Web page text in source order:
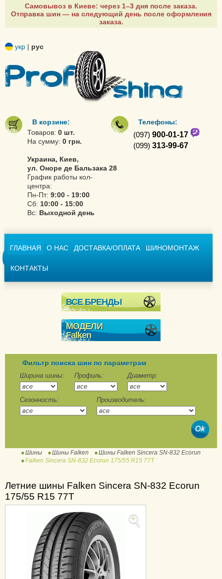
Самовывоз в Киеве: через 1–3 дня после заказа.
Отправка шин — на следующий день после оформления
заказа.
укр | рус
В корзине:
Товаров: 0 шт.
На сумму: 0 грн.
Украина, Киев,
ул. Оноре де Бальзака 28
График работы кол-
центра:
Пн-Пт: 9:00 - 19:00
Сб: 10:00 - 15:00
Вс: Выходной день
Телефоны:
(097) 900-01-17
(099) 313-99-67
ГЛАВНАЯ О НАС ДОСТАВКА/ОПЛАТА ШИНОМОНТАЖ
КОНТАКТЫ
ВСЕ БРЕНДЫ
МОДЕЛИ
Falken
Eurowinter HS-439
Eurowinter HS-449
Eurowinter HS01
Eurowinter HS01 SUV
Eurowinter Van01
Azenis FK510
Azenis PT722 A/S
Sincera SN110 Ecorun
Ziex ZE310 Ecorun
Ziex ZE310A Ecorun
LA/AT T-110
Фильтр поиска шин по параметрам
Ширина шины: Профиль: Диаметр:
Сезонность: Производитель:
Шины Шины Falken
Шины Falken Sincera SN-832 Ecorun
Falken Sincera SN-832 Ecorun 175/55 R15 77T
Летние шины Falken Sincera SN-832 Ecorun
175/55 R15 77T